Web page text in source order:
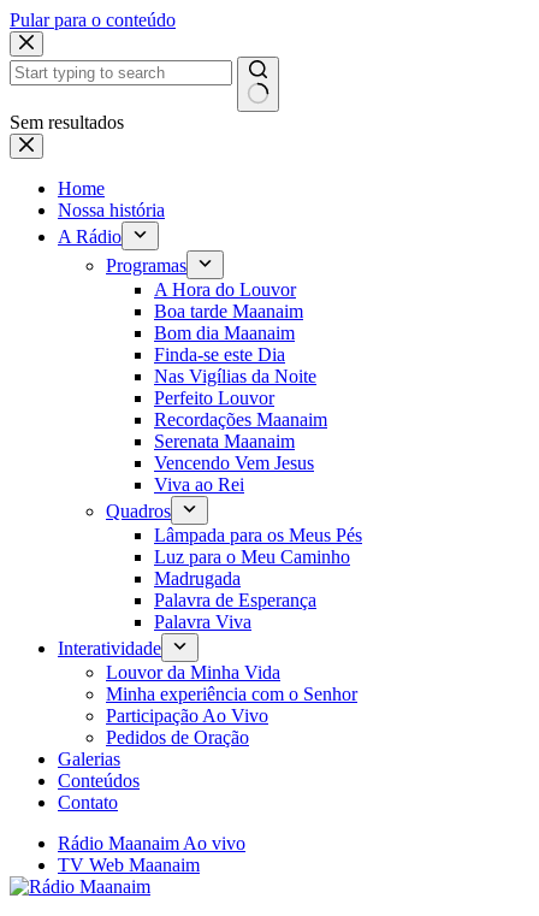
Pular para o conteúdo
Sem resultados
Home
Nossa história
A Rádio
Programas
A Hora do Louvor
Boa tarde Maanaim
Bom dia Maanaim
Finda-se este Dia
Nas Vigílias da Noite
Perfeito Louvor
Recordações Maanaim
Serenata Maanaim
Vencendo Vem Jesus
Viva ao Rei
Quadros
Lâmpada para os Meus Pés
Luz para o Meu Caminho
Madrugada
Palavra de Esperança
Palavra Viva
Interatividade
Louvor da Minha Vida
Minha experiência com o Senhor
Participação Ao Vivo
Pedidos de Oração
Galerias
Conteúdos
Contato
Rádio Maanaim Ao vivo
TV Web Maanaim